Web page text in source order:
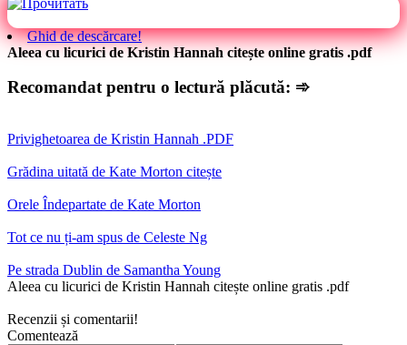
Ghid de descărcare!
Aleea cu licurici de Kristin Hannah citește online gratis .pdf
Recomandat pentru o lectură plăcută: ➾
Privighetoarea de Kristin Hannah .PDF
Grădina uitată de Kate Morton citește
Orele Îndepartate de Kate Morton
Tot ce nu ți-am spus de Celeste Ng
Pe strada Dublin de Samantha Young
Aleea cu licurici de Kristin Hannah citește online gratis .pdf
Recenzii și comentarii!
Comentează